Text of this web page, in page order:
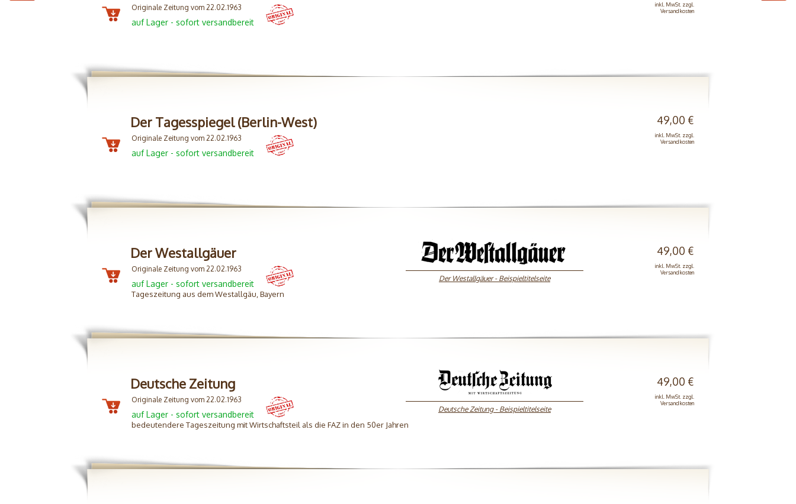
Originale Zeitung vom 22.02.1963
auf Lager - sofort versandbereit
inkl. MwSt. zzgl.
Versandkosten
Der Tagesspiegel (Berlin-West) 49,00 €
Originale Zeitung vom 22.02.1963
auf Lager - sofort versandbereit
inkl. MwSt. zzgl.
Versandkosten
Der Westallgäuer
Der Westallgäuer - Beispieltitelseite
49,00 €
Originale Zeitung vom 22.02.1963
auf Lager - sofort versandbereit
inkl. MwSt. zzgl.
Versandkosten
Tageszeitung aus dem Westallgäu, Bayern
Deutsche Zeitung
Deutsche Zeitung - Beispieltitelseite
49,00 €
Originale Zeitung vom 22.02.1963
auf Lager - sofort versandbereit
inkl. MwSt. zzgl.
Versandkosten
bedeutendere Tageszeitung mit Wirtschaftsteil als die FAZ in den 50er Jahren